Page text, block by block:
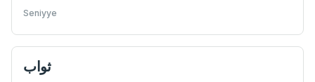
Seniyye
ثواب